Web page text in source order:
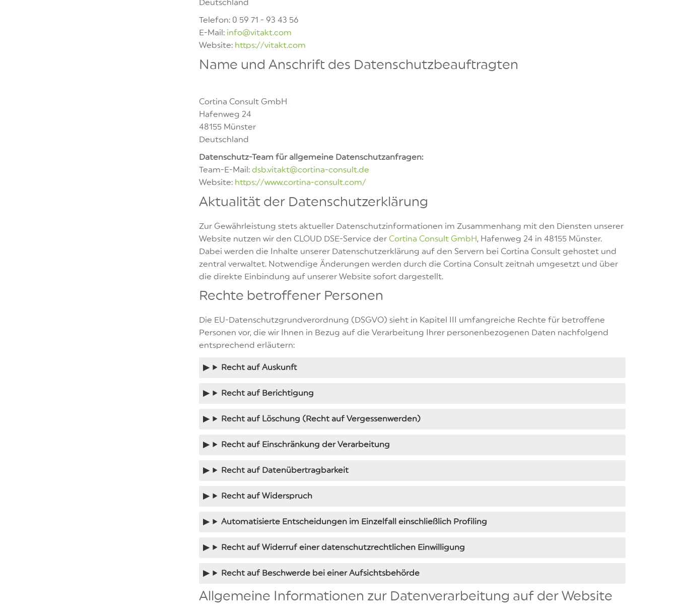
Deutschland
Telefon: 0 59 71 - 93 43 56
E-Mail: info@vitakt.com
Website: https://vitakt.com
Name und Anschrift des Datenschutzbeauftragten
Cortina Consult GmbH
Hafenweg 24
48155 Münster
Deutschland
Datenschutz-Team für allgemeine Datenschutzanfragen:
Team-E-Mail: dsb.vitakt@cortina-consult.de
Website: https://www.cortina-consult.com/
Aktualität der Datenschutzerklärung
Zur Gewährleistung stets aktueller Datenschutzinformationen im Zusammenhang mit den Diensten unserer
Website nutzen wir den CLOUD DSE-Service der Cortina Consult GmbH, Hafenweg 24 in 48155 Münster.
Dabei werden die Inhalte unserer Datenschutzerklärung auf den Servern bei Cortina Consult gehostet und
zentral verwaltet. Notwendige Änderungen werden durch die Cortina Consult zeitnah umgesetzt und über
die direkte Einbindung auf unserer Website sofort dargestellt.
Rechte betroffener Personen
Die EU-Datenschutzgrundverordnung (DSGVO) sieht in Kapitel III umfangreiche Rechte für betroffene
Personen vor, die wir Ihnen in Bezug auf die Verarbeitung Ihrer personenbezogenen Daten nachfolgend
entsprechend erläutern:
Recht auf Auskunft
Recht auf Berichtigung
Recht auf Löschung (Recht auf Vergessenwerden)
Recht auf Einschränkung der Verarbeitung
Recht auf Datenübertragbarkeit
Recht auf Widerspruch
Automatisierte Entscheidungen im Einzelfall einschließlich Profiling
Recht auf Widerruf einer datenschutzrechtlichen Einwilligung
Recht auf Beschwerde bei einer Aufsichtsbehörde
Allgemeine Informationen zur Datenverarbeitung auf der Website